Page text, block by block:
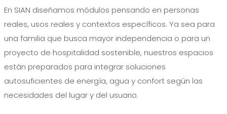
En SIAN diseñamos módulos pensando en personas
reales, usos reales y contextos específicos. Ya sea para
una familia que busca mayor independencia o para un
proyecto de hospitalidad sostenible, nuestros espacios
están preparados para integrar soluciones
autosuficientes de energía, agua y confort según las
necesidades del lugar y del usuario.